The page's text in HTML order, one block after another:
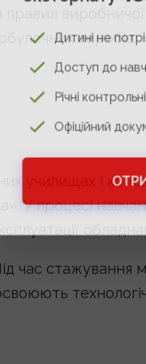
Дитині не
Доступ до
Річні
Офіційний
виробничої
виробів.
училищах і
У процесі
час стажування